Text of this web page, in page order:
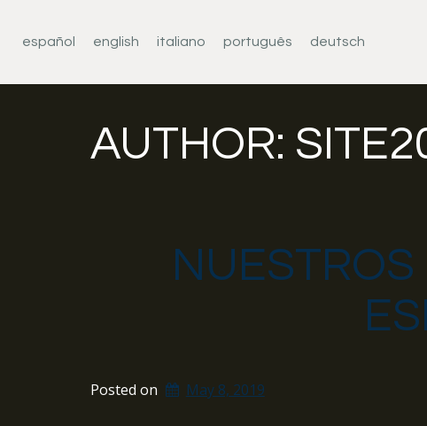
español english italiano português deutsch
AUTHOR:
Posted on May 8, 2019